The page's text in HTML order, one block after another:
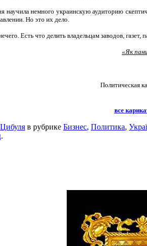
немного украинскую аудиторию
Но это их дело.
Есть что делить владельцам заводов, газет,
«Як
Политическая
все
Цибуля в рубрике Бизнес, Политика,
.